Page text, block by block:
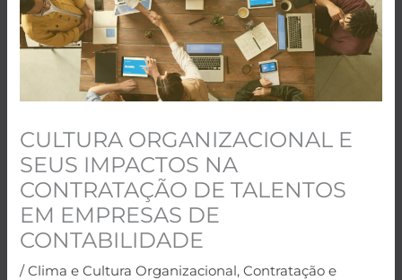
CULTURA ORGANIZACIONAL E
SEUS IMPACTOS NA
CONTRATAÇÃO DE TALENTOS
EM EMPRESAS DE
CONTABILIDADE
/Clima e Cultura Organizacional,Contratação e